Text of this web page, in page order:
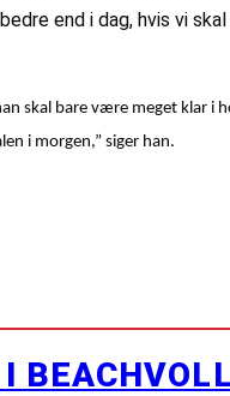
end i dag, hvis vi skal
skal bare være meget klar
i morgen,” siger han.